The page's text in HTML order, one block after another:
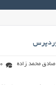
صادق محمد زاده 0 دیدگاه